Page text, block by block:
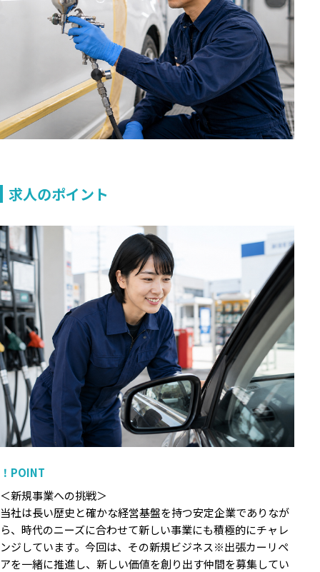
求人のポイント
！POINT
＜新規事業への挑戦＞
当社は長い歴史と確かな経営基盤を持つ安定企業でありなが
ら、時代のニーズに合わせて新しい事業にも積極的にチャレ
ンジしています。今回は、その新規ビジネス※出張カーリペ
アを一緒に推進し、新しい価値を創り出す仲間を募集してい